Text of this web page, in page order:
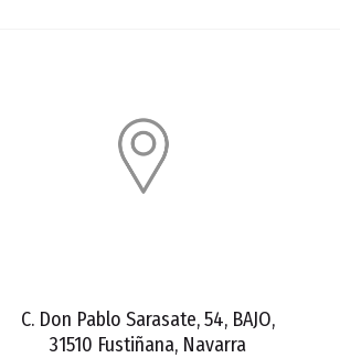
C. Don Pablo Sarasate, 54, BAJO,
31510 Fustiñana, Navarra